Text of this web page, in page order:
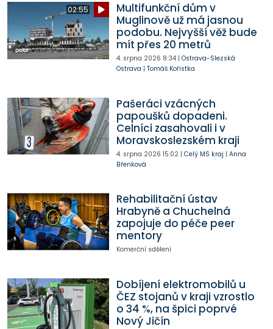
02:55
Multifunkční dům v
Muglinově už má jasnou
podobu. Nejvyšší věž bude
mít přes 20 metrů
4. srpna 2026 8:34| Ostrava-Slezská
Ostrava | Tomáš Kořistka
Pašeráci vzácných
papoušků dopadeni.
Celníci zasahovali i v
Moravskoslezském kraji
4. srpna 2026 15:02| Celý MS kraj | Anna
Břenková
Rehabilitační ústav
Hrabyně a Chuchelná
zapojuje do péče peer
mentory
Komerční sdělení
Dobíjení elektromobilů u
ČEZ stojanů v kraji vzrostlo
o 34 %, na špici poprvé
Nový Jičín